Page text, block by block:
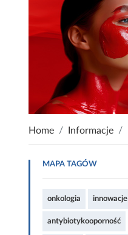
Home Informacje
MAPA TAGÓW
onkologia innowacje
antybiotykooporność